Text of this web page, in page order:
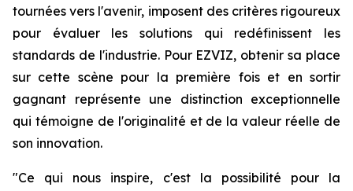
tournées vers l'avenir, imposent des critères rigoureux
pour évaluer les solutions qui redéfinissent les
standards de l'industrie. Pour EZVIZ, obtenir sa place
sur cette scène pour la première fois et en sortir
gagnant représente une distinction exceptionnelle
qui témoigne de l'originalité et de la valeur réelle de
son innovation.
"Ce qui nous inspire, c'est la possibilité pour la